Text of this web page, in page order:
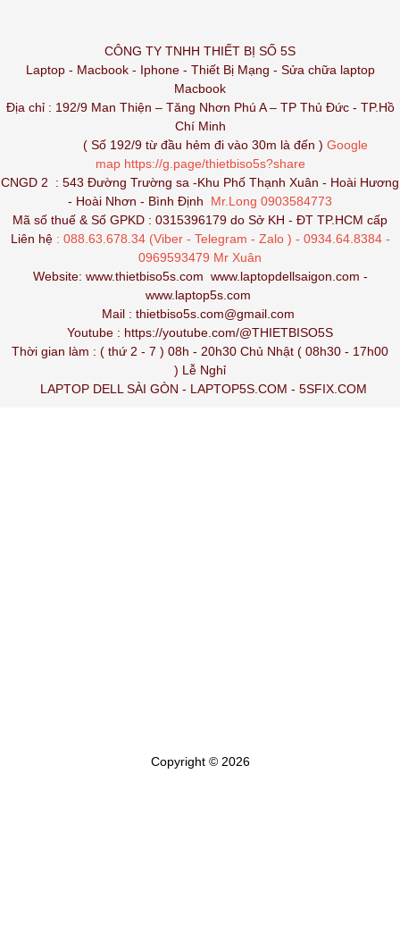
CÔNG TY TNHH THIẾT BỊ SỐ 5S
Laptop - Macbook - Iphone - Thiết Bị Mạng - Sửa chữa laptop
Macbook
Địa chỉ : 192/9 Man Thiện – Tăng Nhơn Phú A – TP Thủ Đức - TP.Hồ
Chí Minh
( Số 192/9 từ đầu hẻm đi vào 30m là đến ) Google
map https://g.page/thietbiso5s?share
CNGD 2 : 543 Đường Trường sa -Khu Phố Thạnh Xuân - Hoài Hương
- Hoài Nhơn - Bình Định
Mr.Long 0903584773
Mã số thuế & Số GPKD : 0315396179 do Sở KH - ĐT TP.HCM cấp
Liên hệ : 088.63.678.34 (Viber - Telegram - Zalo ) - 0934.64.8384 -
0969593479 Mr Xuân
Website: www.thietbiso5s.com www.laptopdellsaigon.com -
www.laptop5s.com
Mail : thietbiso5s.com@gmail.com
Youtube : https://youtube.com/@THIETBISO5S
Thời gian làm : ( thứ 2 - 7 ) 08h - 20h30 Chủ Nhật ( 08h30 - 17h00
) Lễ Nghỉ
LAPTOP DELL SÀI GÒN - LAPTOP5S.COM - 5SFIX.COM
Copyright © 2026